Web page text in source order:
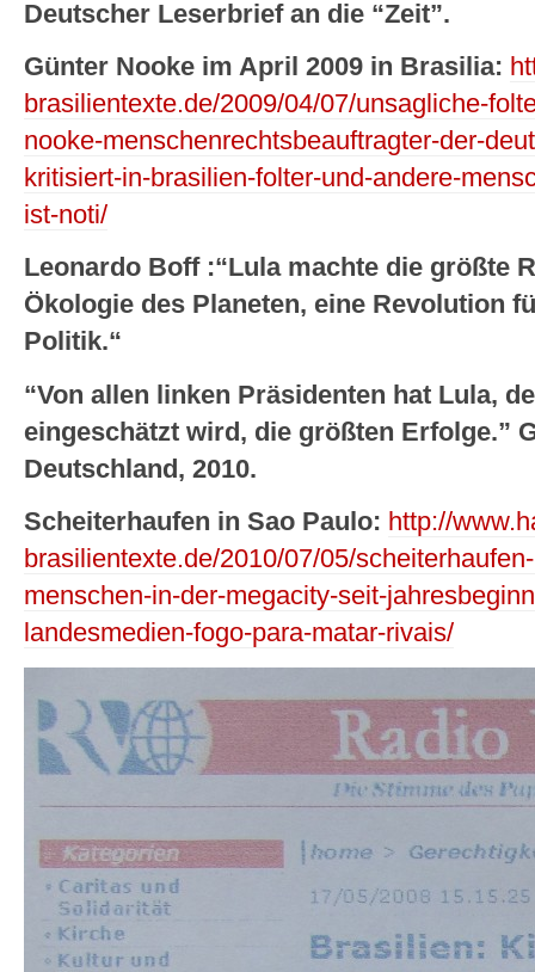
Deutscher Leserbrief an die “Zeit”.
Günter Nooke im April 2009 in Brasilia:
brasilientexte.de/2009/04/07/unsagliche-
nooke-menschenrechtsbeauftragter-der-
kritisiert-in-brasilien-folter-und-andere-
ist-noti/
Leonardo Boff :“Lula machte die größte
Ökologie des Planeten, eine Revolution
Politik.“
“Von allen linken Präsidenten hat Lula,
eingeschätzt wird, die größten Erfolge.”
Deutschland, 2010.
Scheiterhaufen in Sao Paulo: http://
brasilientexte.de/2010/07/05/
menschen-in-der-megacity-seit-
landesmedien-fogo-para-matar-rivais/